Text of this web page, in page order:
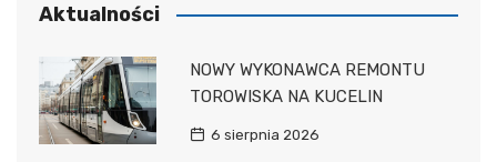
Aktualności
NOWY WYKONAWCA REMONTU
TOROWISKA NA KUCELIN
6 sierpnia 2026